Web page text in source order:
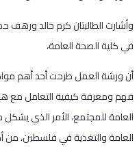
وأشارت الطالبتان كرم خالد
في كلية الصحة العامة،
أن ورشة العمل طرحت أحد أهم
فهم ومعرفة كيفية التعامل مع
العامة للمجتمع، الأمر الذي
العامة والتغذية في فلسطين،